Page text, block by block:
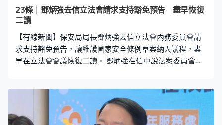
23條｜鄧炳強去信立法會請求支持豁免預告 盡早恢復
二讀
【有線新聞】保安局局長鄧炳強去信立法會內務委員會請
求支持豁免預告，讓維護國家安全條例草案納入議程，盡
早在立法會會議恢復二讀。 鄧炳強在信中說法案委員會已
護國家安全條例草案能在最早可行日子恢復二讀辯論。他
亦會請求主席批准豁免動議修正案的預告，懇請內務委員
會委員為提交修正案設下最早的限期。